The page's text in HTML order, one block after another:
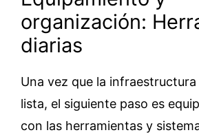
organización:
diarias
Una vez que la infraestructura
lista, el siguiente paso es
con las herramientas y